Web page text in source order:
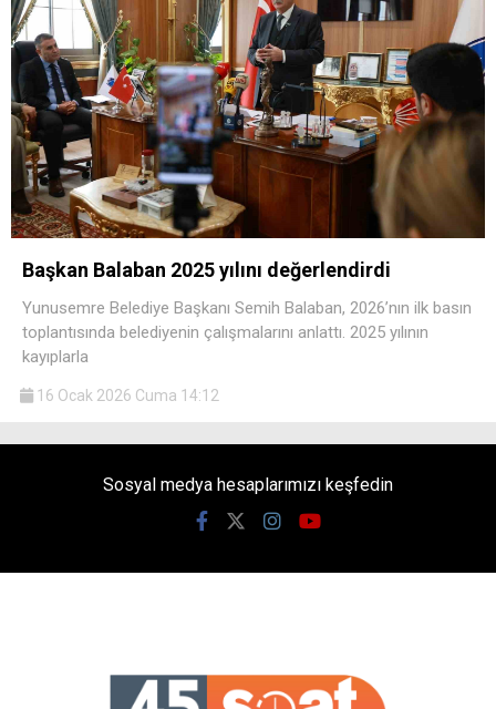
Başkan Balaban 2025 yılını değerlendirdi
Yunusemre Belediye Başkanı Semih Balaban, 2026’nın ilk basın
toplantısında belediyenin çalışmalarını anlattı. 2025 yılının
kayıplarla
16 Ocak 2026 Cuma 14:12
Sosyal medya hesaplarımızı keşfedin